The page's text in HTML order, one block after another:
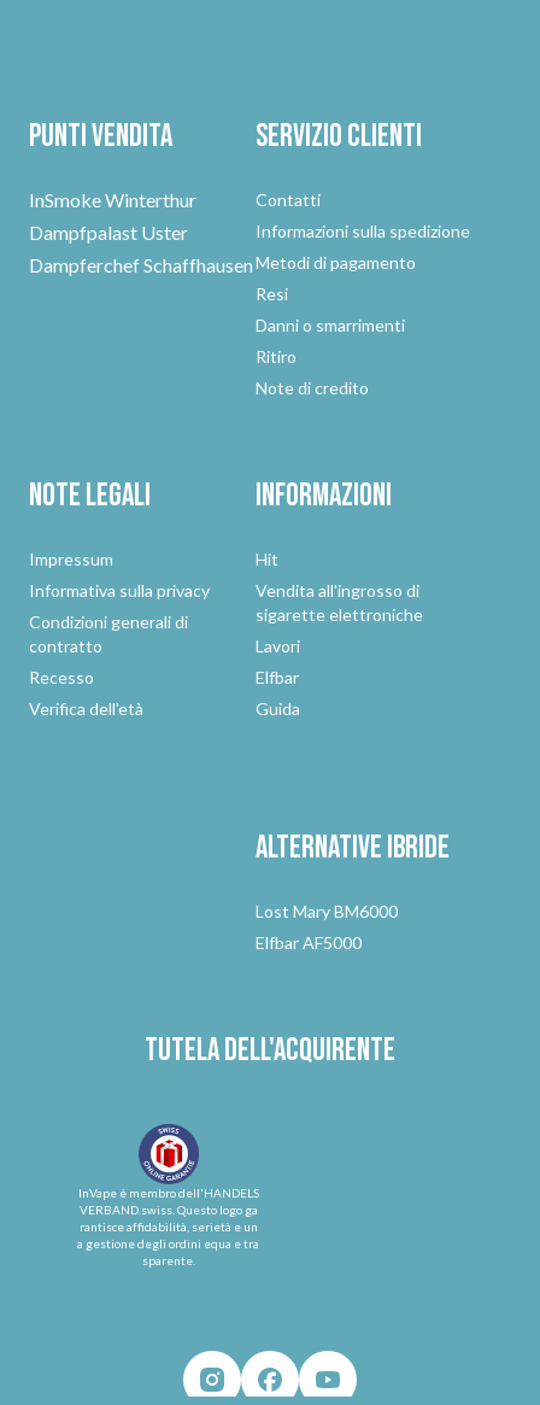
Punti vendita
InSmoke Winterthur
Dampfpalast Uster
Dampferchef Schaffhausen
Servizio clienti
Contatti
Informazioni sulla spedizione
Metodi di pagamento
Resi
Danni o smarrimenti
Ritiro
Note di credito
Note legali
Impressum
Informativa sulla privacy
Condizioni generali di
contratto
Recesso
Verifica dell'età
Informazioni
Hit
Vendita all'ingrosso di
sigarette elettroniche
Lavori
Elfbar
Guida
Alternativeibride
Lost Mary BM6000
Elfbar AF5000
Tutela dell'acquirente
InVape è membro dell'HANDELS
VERBAND.swiss. Questo logo ga
rantisce affidabilità, serietà e un
a gestione degli ordini equa e tra
sparente.